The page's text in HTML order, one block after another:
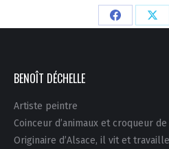
Partager
BENOÎT DÉCHELLE
Artiste peintre
Coinceur d’animaux et croqueur
Originaire d’Alsace, il vit et